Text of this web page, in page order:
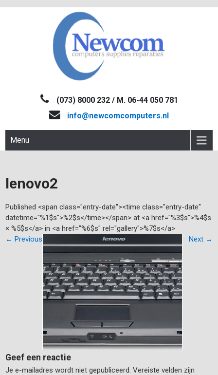
NEWCOM(073) 8000 232 / M. 06-44 050 781
info@newcomcomputers.nl
Menu
lenovo2
Published <span class="entry-date"><time class="entry-date"
datetime="%1$s">%2$s</time></span> at <a href="%3$s">%4$s
× %5$s</a> in <a href="%6$s" rel="gallery">%7$s</a>
← Previous Next →
Geef een reactie
Je e-mailadres wordt niet gepubliceerd. Vereiste velden zijn